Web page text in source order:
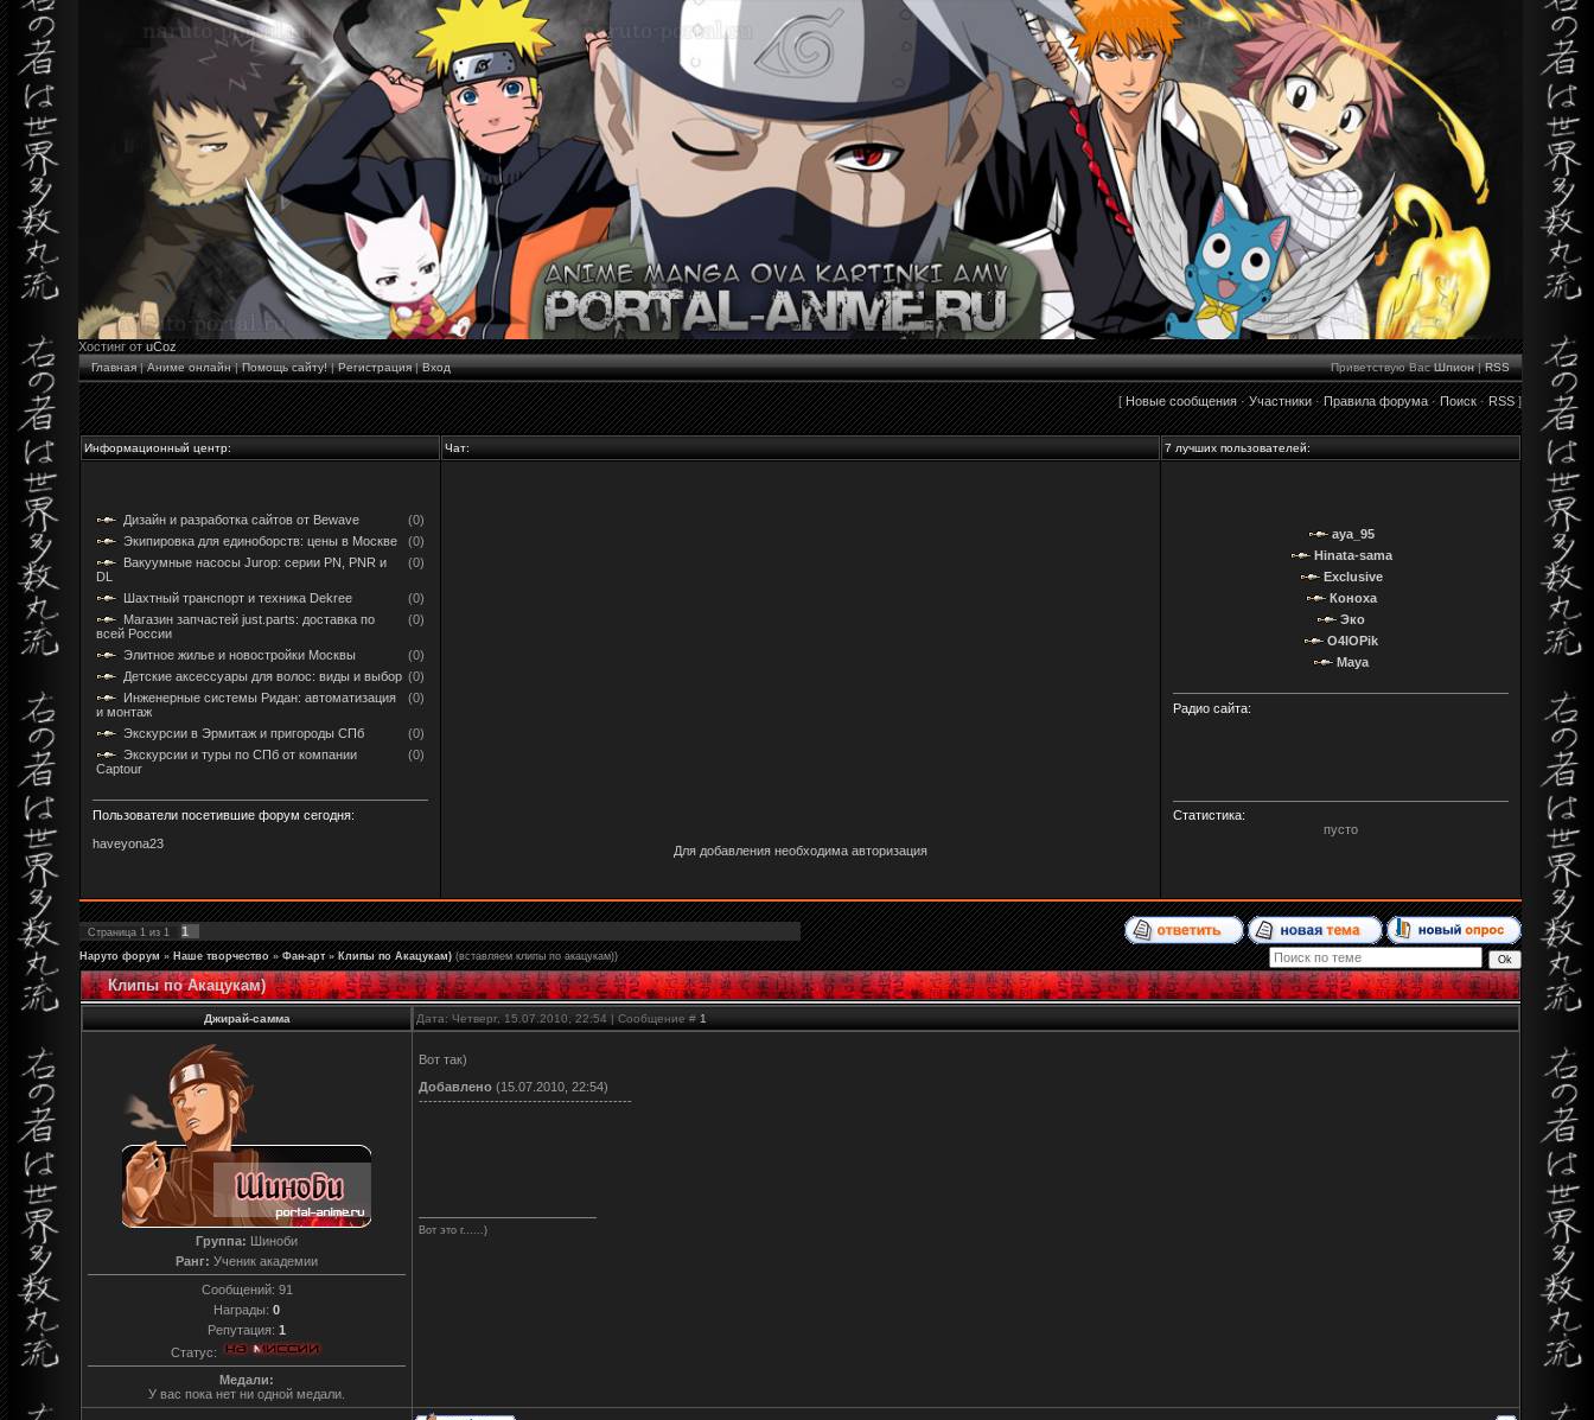
Хостинг отuCoz
Главная|Аниме онлайн|Помощь сайту!|Регистрация|Вход Приветствую Вас Шпион|RSS
[Новые сообщения·Участники·Правила форума·Поиск·RSS]
Информационный центр: Чат: 7 лучших пользователей:
Дизайн и разработка сайтов от Bewave
(0)
Экипировка для единоборств: цены в Москве
(0)
Вакуумные насосы Jurop: серии PN, PNR и
DL
(0)
Шахтный транспорт и техника Dekree
(0)
Магазин запчастей just.parts: доставка по
всей России
(0)
Элитное жилье и новостройки Москвы
(0)
Детские аксессуары для волос: виды и выбор (0)
Инженерные системы Ридан: автоматизация
и монтаж
(0)
Экскурсии в Эрмитаж и пригороды СПб
(0)
Экскурсии и туры по СПб от компании
Captour
(0)
Пользователи посетившие форум сегодня:
haveyona23
Для добавления необходима авторизация
aya_95
Hinata-sama
Exclusive
Коноха
Эко
O4IOPik
Maya
Радио сайта:
Статистика:
пусто
Страница 1 из 1 1
Наруто форум » Наше творчество » Фан-арт » Клипы по Акацукам) (вставляем клипы по акацукам))
Клипы по Акацукам)
Джирай-самма Дата: Четверг, 15.07.2010, 22:54 | Сообщение # 1
Группа: Шиноби
Ранг: Ученик академии
Сообщений: 91
Награды: 0
Репутация: 1
Статус:
Медали:
У вас пока нет ни одной медали.
Вот так)
Добавлено (15.07.2010, 22:54)
---------------------------------------------
Вот это г......)